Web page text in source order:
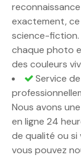
exactement,
science-
chaque photo
des couleurs
Service
Nous avons
en ligne 24
de qualité ou
vous pouvez